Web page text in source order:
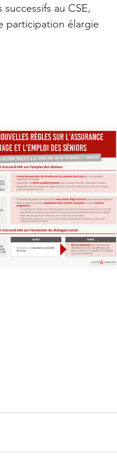
au CSE,
participation élargie